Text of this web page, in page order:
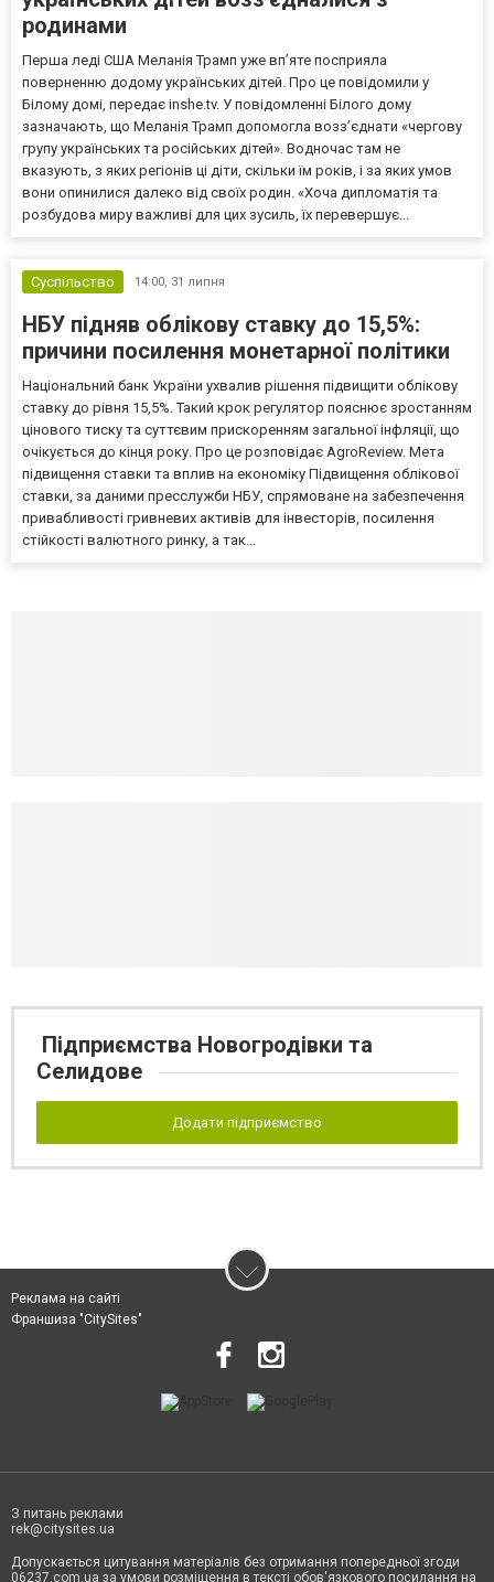
родинами
Перша леді США Меланія Трамп уже впʼяте посприяла
поверненню додому українських дітей. Про це повідомили у
Білому домі, передає inshe.tv. У повідомленні Білого дому
зазначають, що Меланія Трамп допомогла возз’єднати «чергову
групу українських та російських дітей». Водночас там не
вказують, з яких регіонів ці діти, скільки їм років, і за яких умов
вони опинилися далеко від своїх родин. «Хоча дипломатія та
розбудова миру важливі для цих зусиль, їх перевершує...
Суспільство 14:00, 31 липня
НБУ підняв облікову ставку до 15,5%:
причини посилення монетарної політики
Національний банк України ухвалив рішення підвищити облікову
ставку до рівня 15,5%. Такий крок регулятор пояснює зростанням
цінового тиску та суттєвим прискоренням загальної інфляції, що
очікується до кінця року. Про це розповідає AgroReview. Мета
підвищення ставки та вплив на економіку Підвищення облікової
ставки, за даними пресслужби НБУ, спрямоване на забезпечення
привабливості гривневих активів для інвесторів, посилення
стійкості валютного ринку, а так...
Підприємства Новогродівки та
Селидове
Додати підприємство
Реклама на сайті
Франшиза "CitySites"
З питань реклами
rek@citysites.ua
Допускається цитування матеріалів без отримання попередньої згоди
06237.com.ua за умови розміщення в тексті обов'язкового посилання на